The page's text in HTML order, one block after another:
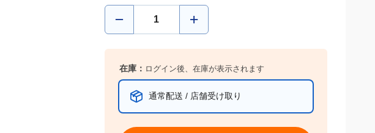
在庫： ログイン後、在庫が表示されます
通常配送 / 店舗受け取り